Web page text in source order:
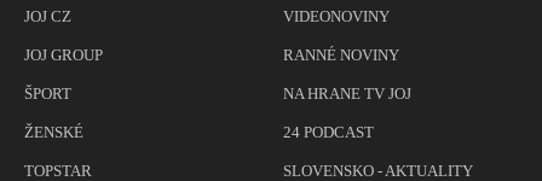
JOJ CZ
JOJ GROUP
ŠPORT
ŽENSKÉ
TOPSTAR
VIDEONOVINY
RANNÉ NOVINY
NA HRANE TV JOJ
24 PODCAST
SLOVENSKO - AKTUALITY